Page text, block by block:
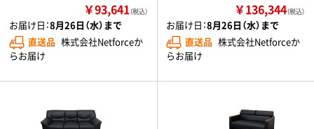
￥93,641（税込）
お届け日：8月26日（水）まで
直送品 株式会社Netforceか
らお届け
￥136,344（税込）
お届け日：8月26日（水）まで
直送品 株式会社Netforceか
らお届け